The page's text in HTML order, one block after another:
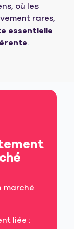
où les
rares,
essentielle
.
marché
liée :